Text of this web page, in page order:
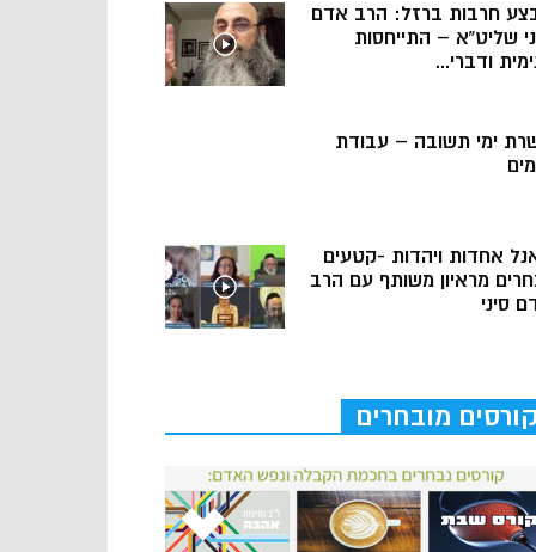
חרבות ברזל: הרב אדם
שליט”א – התייחסות
ודברי...
ימי תשובה – עבודת
אחדות ויהדות -קטעים
מראיון משותף עם הרב
סיני
קורסים מובחרים